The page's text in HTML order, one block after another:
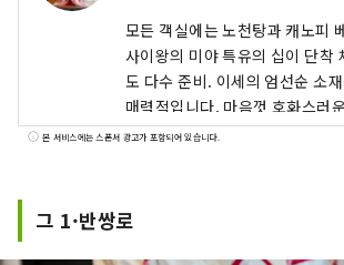
모든 객실에는 노천탕과 캐노피
사이왕의 미야 특유의 십이 단착
도 다수 준비. 이세의 엄선순 소
매력적입니다. 마음껏 호화스러
오.
본 서비스에는 스폰서 광고가 포함되어 있습니다.
그 1·반쌍로